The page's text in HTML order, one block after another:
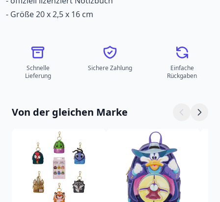
- Größe 20 x 2,5 x 16 cm
Schnelle
Lieferung
Sichere Zahlung
Einfache
Rückgaben
Von der gleichen Marke